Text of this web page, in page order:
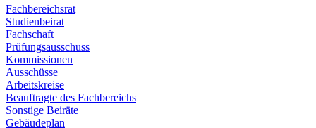
Fachbereichsrat
Studienbeirat
Fachschaft
Prüfungsausschuss
Kommissionen
Ausschüsse
Arbeitskreise
Beauftragte des Fachbereichs
Sonstige Beiräte
Gebäudeplan